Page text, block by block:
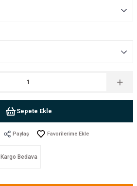
Sepete Ekle
Paylaş
Kargo Bedava